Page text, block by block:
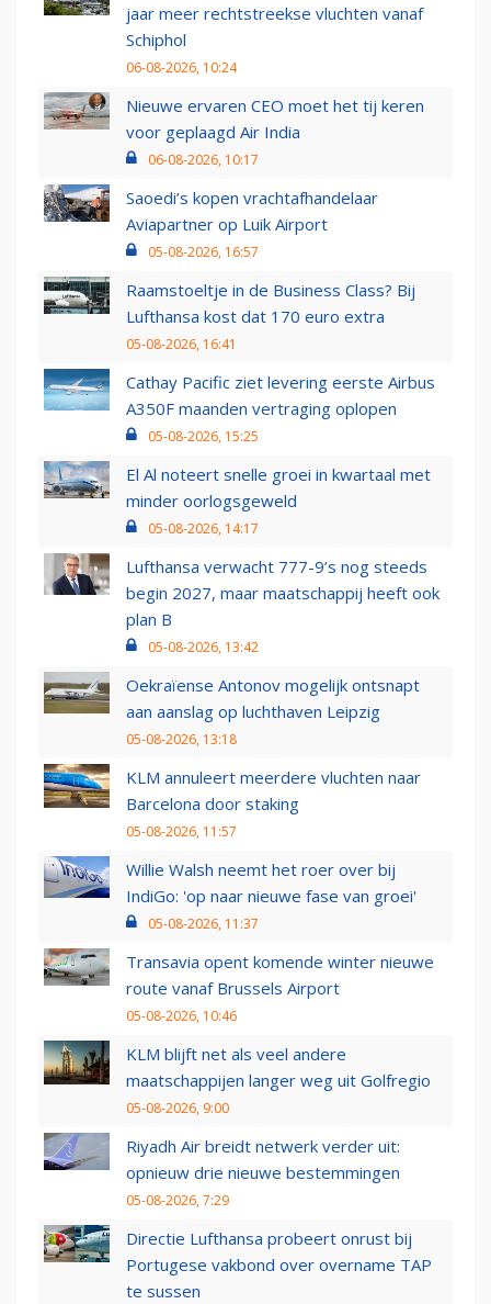
jaar meer rechtstreekse vluchten vanaf
Schiphol
06-08-2026, 10:24
Nieuwe ervaren CEO moet het tij keren
voor geplaagd Air India
06-08-2026, 10:17
Saoedi’s kopen vrachtafhandelaar
Aviapartner op Luik Airport
05-08-2026, 16:57
Raamstoeltje in de Business Class? Bij
Lufthansa kost dat 170 euro extra
05-08-2026, 16:41
Cathay Pacific ziet levering eerste Airbus
A350F maanden vertraging oplopen
05-08-2026, 15:25
El Al noteert snelle groei in kwartaal met
minder oorlogsgeweld
05-08-2026, 14:17
Lufthansa verwacht 777-9’s nog steeds
begin 2027, maar maatschappij heeft ook
plan B
05-08-2026, 13:42
Oekraïense Antonov mogelijk ontsnapt
aan aanslag op luchthaven Leipzig
05-08-2026, 13:18
KLM annuleert meerdere vluchten naar
Barcelona door staking
05-08-2026, 11:57
Willie Walsh neemt het roer over bij
IndiGo: 'op naar nieuwe fase van groei'
05-08-2026, 11:37
Transavia opent komende winter nieuwe
route vanaf Brussels Airport
05-08-2026, 10:46
KLM blijft net als veel andere
maatschappijen langer weg uit Golfregio
05-08-2026, 9:00
Riyadh Air breidt netwerk verder uit:
opnieuw drie nieuwe bestemmingen
05-08-2026, 7:29
Directie Lufthansa probeert onrust bij
Portugese vakbond over overname TAP
te sussen